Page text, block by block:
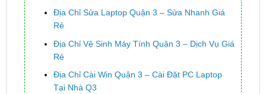
Địa Chỉ Sửa Laptop Quận 3 – Sửa Nhanh Giá
Rẻ
Địa Chỉ Vệ Sinh Máy Tính Quận 3 – Dịch Vụ Giá
Rẻ
Địa Chỉ Cài Win Quận 3 – Cài Đặt PC Laptop
Tại Nhà Q3